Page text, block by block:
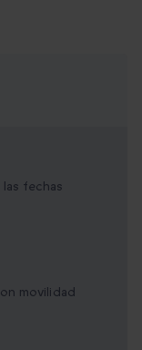
fechas
movilidad